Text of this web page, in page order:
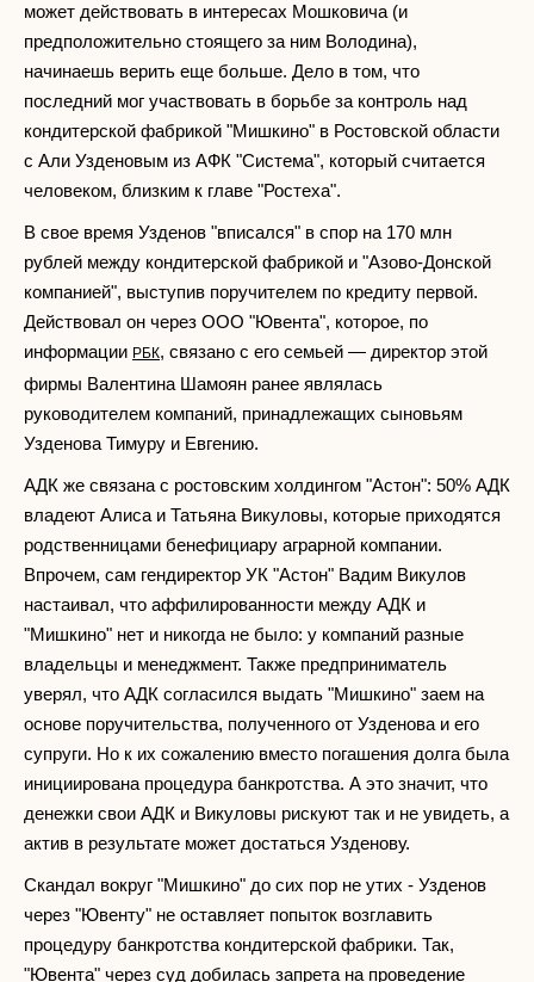
может действовать в интересах Мошковича (и
предположительно стоящего за ним Володина),
начинаешь верить еще больше. Дело в том, что
последний мог участвовать в борьбе за контроль над
кондитерской фабрикой "Мишкино" в Ростовской области
с Али Узденовым из АФК "Система", который считается
человеком, близким к главе "Ростеха".
В свое время Узденов "вписался" в спор на 170 млн
рублей между кондитерской фабрикой и "Азово-Донской
компанией", выступив поручителем по кредиту первой.
Действовал он через ООО "Ювента", которое, по
информации РБК, связано с его семьей — директор этой
фирмы Валентина Шамоян ранее являлась
руководителем компаний, принадлежащих сыновьям
Узденова Тимуру и Евгению.
АДК же связана с ростовским холдингом "Астон": 50% АДК
владеют Алиса и Татьяна Викуловы, которые приходятся
родственницами бенефициару аграрной компании.
Впрочем, сам гендиректор УК "Астон" Вадим Викулов
настаивал, что аффилированности между АДК и
"Мишкино" нет и никогда не было: у компаний разные
владельцы и менеджмент. Также предприниматель
уверял, что АДК согласился выдать "Мишкино" заем на
основе поручительства, полученного от Узденова и его
супруги. Но к их сожалению вместо погашения долга была
инициирована процедура банкротства. А это значит, что
денежки свои АДК и Викуловы рискуют так и не увидеть, а
актив в результате может достаться Узденову.
Скандал вокруг "Мишкино" до сих пор не утих - Узденов
через "Ювенту" не оставляет попыток возглавить
процедуру банкротства кондитерской фабрики. Так,
"Ювента" через суд добилась запрета на проведение